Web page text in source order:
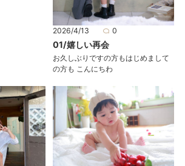
2026/4/13 0
01/嬉しい再会
お久しぶりですの方もはじめまして
の方も こんにちわ